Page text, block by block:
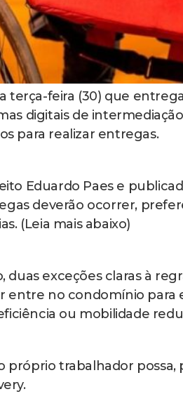
terça-feira (30) que
digitais de
para realizar entregas.
Eduardo Paes e
deverão ocorrer,
(Leia mais abaixo)
exceções claras à
entre no condomínio para
ou mobilidade
próprio trabalhador possa,